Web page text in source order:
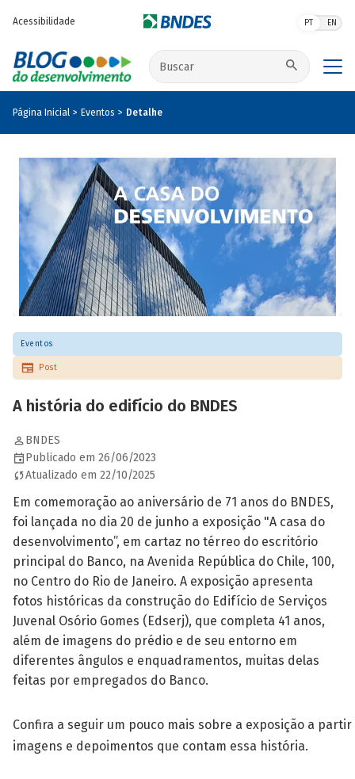
Acessibilidade PT EN
Buscar no site
Página Inicial Eventos Detalhe
Eventos
Post
A história do edifício do BNDES
BNDES
Publicado em 26/06/2023
Atualizado em 22/10/2025
Em comemoração ao aniversário de 71 anos do BNDES,
foi lançada no dia 20 de junho a exposição "A casa do
desenvolvimento”, em cartaz no térreo do escritório
principal do Banco, na Avenida República do Chile, 100,
no Centro do Rio de Janeiro. A exposição apresenta
fotos históricas da construção do Edifício de Serviços
Juvenal Osório Gomes (Edserj), que completa 41 anos,
além de imagens do prédio e de seu entorno em
diferentes ângulos e enquadramentos, muitas delas
feitas por empregados do Banco.
Confira a seguir um pouco mais sobre a exposição a
imagens e depoimentos que contam essa história.